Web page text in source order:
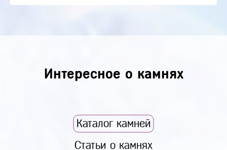
Интересное о камнях
Каталог камней
Статьи о камнях